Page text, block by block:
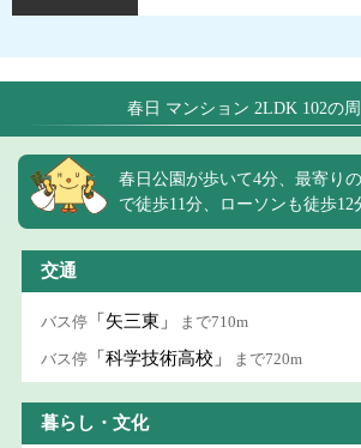
春日 マンション 2LDK 102の
春日公園が歩いて4分、最寄り
で徒歩11分、ローソンも徒歩12
交通
バス停 「矢三東」 まで710m
バス停 「科学技術高校」 まで720m
暮らし・文化